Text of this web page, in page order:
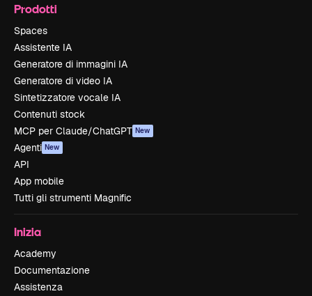
Prodotti
Spaces
Assistente IA
Generatore di immagini IA
Generatore di video IA
Sintetizzatore vocale IA
Contenuti stock
MCP per Claude/ChatGPT New
Agenti New
API
App mobile
Tutti gli strumenti Magnific
Inizia
Academy
Documentazione
Assistenza